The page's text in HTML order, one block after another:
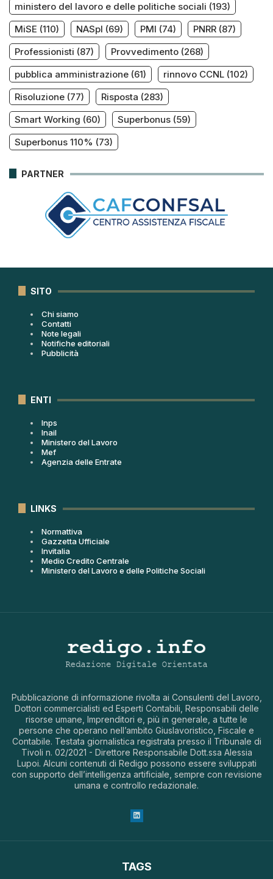
ministero del lavoro e delle politiche sociali (193)
MiSE (110) NASpI (69) PMI (74) PNRR (87)
Professionisti (87) Provvedimento (268)
pubblica amministrazione (61) rinnovo CCNL (102)
Risoluzione (77) Risposta (283)
Smart Working (60) Superbonus (59)
Superbonus 110% (73)
PARTNER
SITO
Chi siamo
Contatti
Note legali
Notifiche editoriali
Pubblicità
ENTI
Inps
Inail
Ministero del Lavoro
Mef
Agenzia delle Entrate
LINKS
Normattiva
Gazzetta Ufficiale
Invitalia
Medio Credito Centrale
Ministero del Lavoro e delle Politiche Sociali
Pubblicazione di informazione rivolta ai Consulenti del Lavoro,
Dottori commercialisti ed Esperti Contabili, Responsabili delle
risorse umane, Imprenditori e, più in generale, a tutte le
persone che operano nell’ambito Giuslavoristico, Fiscale e
Contabile. Testata giornalistica registrata presso il Tribunale di
Tivoli n. 02/2021 - Direttore Responsabile Dott.ssa Alessia
Lupoi. Alcuni contenuti di Redigo possono essere sviluppati
con supporto dell’intelligenza artificiale, sempre con revisione
umana e controllo redazionale.
TAGS